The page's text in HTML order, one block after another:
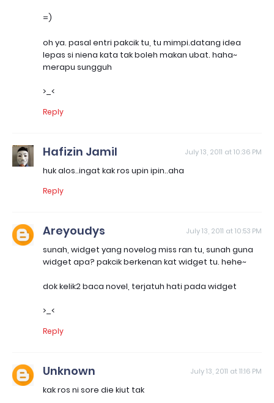
=)
oh ya. pasal entri pakcik tu, tu mimpi.datang idea
lepas si niena kata tak boleh makan ubat. haha~
merapu sungguh
>_<
Reply
Hafizin Jamil July 13, 2011 at 10:36 PM
huk alos..ingat kak ros upin ipin..aha
Reply
Areyoudys July 13, 2011 at 10:53 PM
sunah, widget yang novelog miss ran tu, sunah guna
widget apa? pakcik berkenan kat widget tu. hehe~
dok kelik2 baca novel, terjatuh hati pada widget
>_<
Reply
Unknown July 13, 2011 at 11:16 PM
kak ros ni sore die kiut tak